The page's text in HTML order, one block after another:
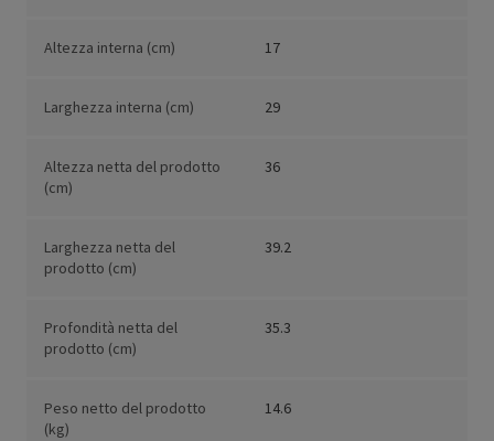
Altezza interna (cm) 17
Larghezza interna (cm) 29
Altezza netta del prodotto
(cm)
36
Larghezza netta del
prodotto (cm)
39.2
Profondità netta del
prodotto (cm)
35.3
Peso netto del prodotto
(kg)
14.6